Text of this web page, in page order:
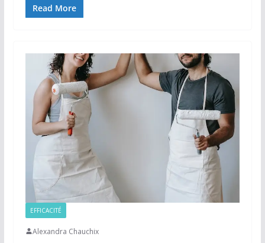
Read More
EFFICACITÉ
Alexandra Chauchix